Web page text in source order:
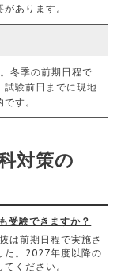
あります。
冬季の前期日程で
試験前日までに現地
す。
対策の
受験できますか？
は前期日程で実施さ
た。2027年度以降の
ください。